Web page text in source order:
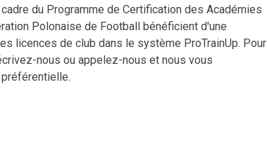
du Programme de Certification des Académies
Polonaise de Football bénéficient d'une
licences de club dans le système ProTrainUp. Pour
nous ou appelez-nous et nous vous